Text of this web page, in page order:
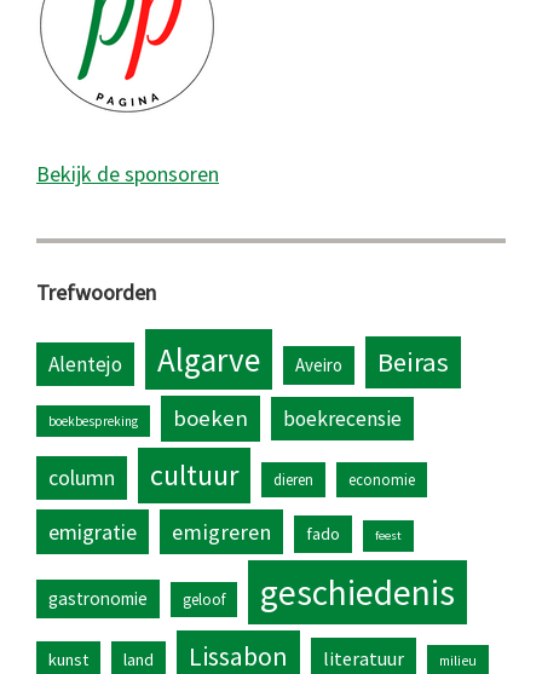
Bekijk de sponsoren
Trefwoorden
Alentejo Algarve Aveiro Beiras
boekbespreking boeken boekrecensie
column cultuur dieren economie
emigratie emigreren fado feest
gastronomie geloof geschiedenis
kunst land Lissabon literatuur milieu